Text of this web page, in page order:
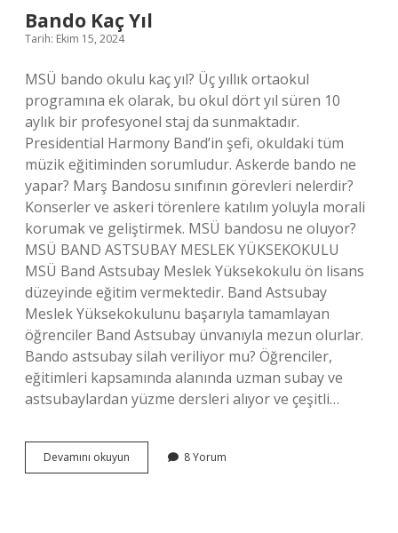
Bando Kaç Yıl
Tarih: Ekim 15, 2024
MSÜ bando okulu kaç yıl? Üç yıllık ortaokul
programına ek olarak, bu okul dört yıl süren 10
aylık bir profesyonel staj da sunmaktadır.
Presidential Harmony Band’in şefi, okuldaki tüm
müzik eğitiminden sorumludur. Askerde bando ne
yapar? Marş Bandosu sınıfının görevleri nelerdir?
Konserler ve askeri törenlere katılım yoluyla morali
korumak ve geliştirmek. MSÜ bandosu ne oluyor?
MSÜ BAND ASTSUBAY MESLEK YÜKSEKOKULU
MSÜ Band Astsubay Meslek Yüksekokulu ön lisans
düzeyinde eğitim vermektedir. Band Astsubay
Meslek Yüksekokulunu başarıyla tamamlayan
öğrenciler Band Astsubay ünvanıyla mezun olurlar.
Bando astsubay silah veriliyor mu? Öğrenciler,
eğitimleri kapsamında alanında uzman subay ve
astsubaylardan yüzme dersleri alıyor ve çeşitli…
Devamını okuyun
Kaç
8 Yorum